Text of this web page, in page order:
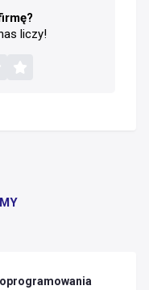
liczy!